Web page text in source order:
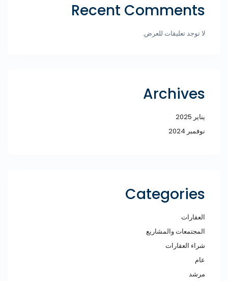
Recent Comments
لا توجد تعليقات للعرض.
Archives
يناير 2025
نوفمبر 2024
Categories
العقارات
المجتمعات والمشاريع
شراء العقارات
عام
مرشد